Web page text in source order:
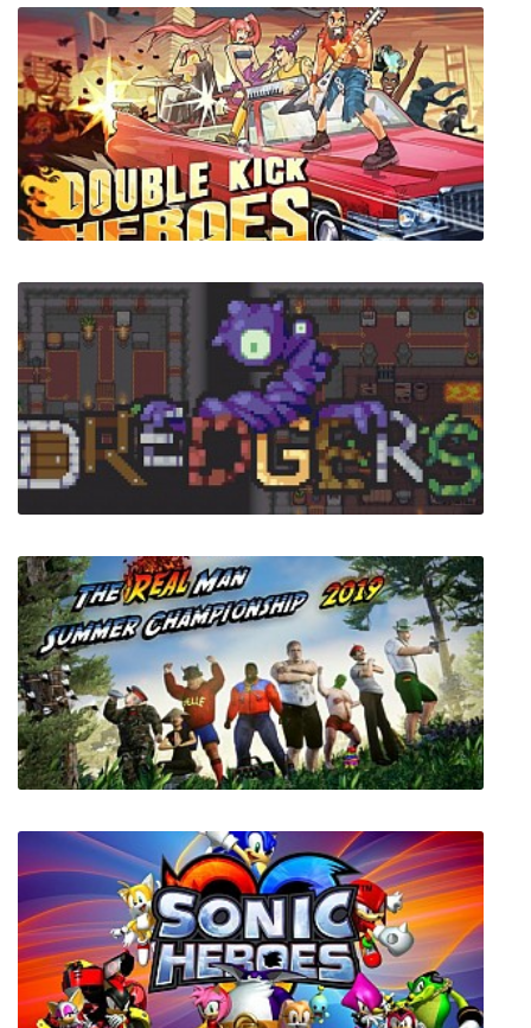
Tiny Life
Double Kick Heroes
Dredgers
The Real Man Summer Championship 2019